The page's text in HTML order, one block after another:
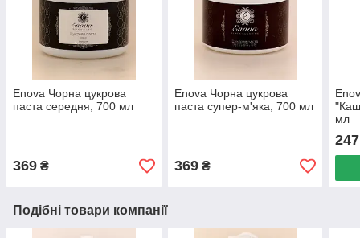
Enova Чорна цукрова
паста середня, 700 мл
369 ₴
Enova Чорна цукрова
паста супер-м'яка, 700 мл
369₴
мл
247
Подібні товари компанії